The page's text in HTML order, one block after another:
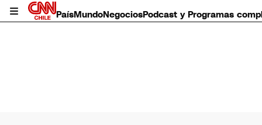
PaísMundoNegociosPodcast y Programas